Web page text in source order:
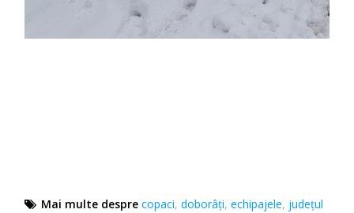
Mai multe despre copaci,doborâți,echipajele, județul